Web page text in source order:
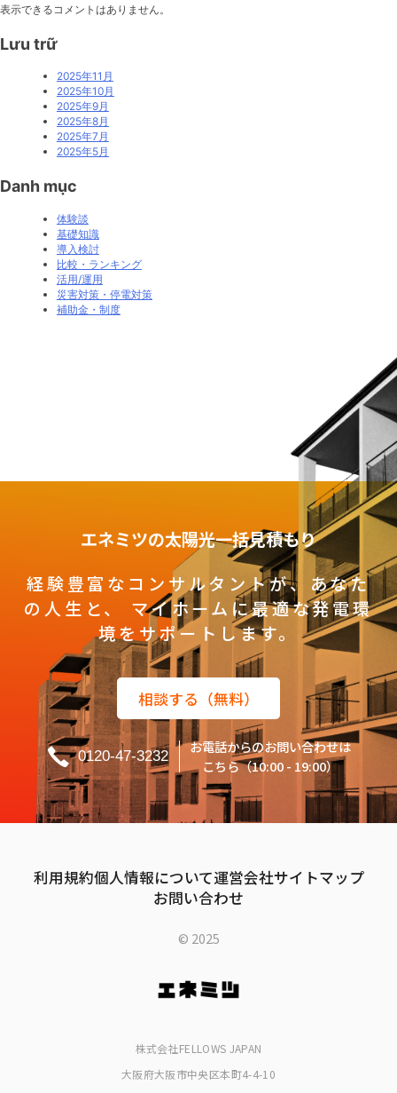
ち
表示できるコメントはありません。
Lưu trữ
2025年11月
2025年10月
2025年9月
2025年8月
2025年7月
2025年5月
Danh mục
体験談
基礎知識
導入検討
比較・ランキング
活用/運用
災害対策・停電対策
補助金・制度
エネミツの太陽光一括見積もり
経験豊富なコンサルタントが、あなた
の人生と、
マイホームに最適な発電環
境をサポートします。
相談する（無料）
0120-47-3232
お電話からのお問い合わせは
こちら（10:00 - 19:00）
株式会社FELLOWS JAPAN
大阪府大阪市中央区本町4-4-10
利用規約個人情報について運営会社サイトマップ
お問い合わせ
© 2025